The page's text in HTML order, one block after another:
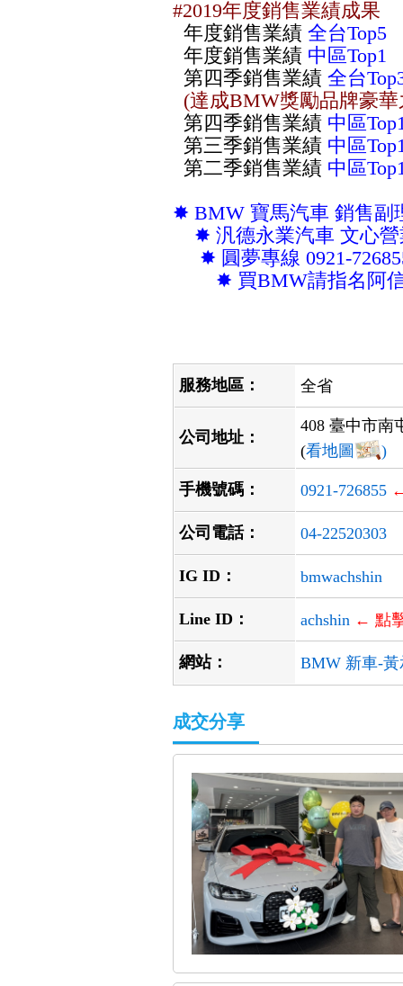
#2019年度銷售業績成果
年度銷售業績全台Top5
年度銷售業績 中區Top1
第四季銷售業績 全台
(達成BMW獎勵品牌豪
第四季銷售業績 中區
第三季銷售業績 中區
第二季銷售業績 中區
✸ BMW 寶馬汽車 銷售
✸ 汎德永業汽車 文心
✸ 圓夢專線 0921-
✸ 買BMW請指名阿
服務地區： 全省
公司地址：
408 臺中市南
(看地圖 )
手機號碼： 0921-726855
公司電話： 04-22520303
IG ID： bmwachshin
Line ID： achshin ← 點
網站： BMW 新車-
成交分享